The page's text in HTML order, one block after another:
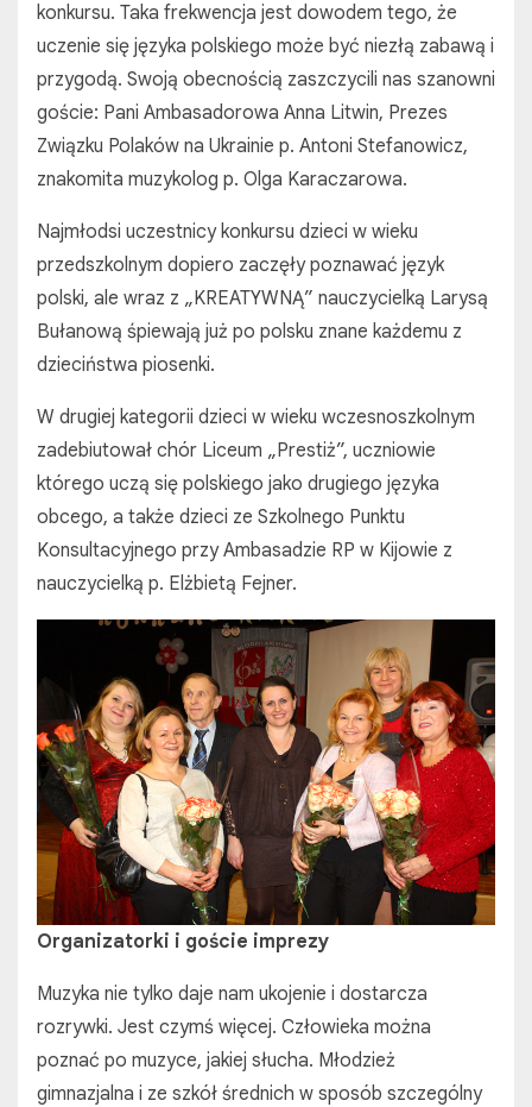
konkursu. Taka frekwencja jest dowodem tego, że
uczenie się języka polskiego może być niezłą zabawą i
przygodą. Swoją obecnością zaszczycili nas szanowni
goście: Pani Ambasadorowa Anna Litwin, Prezes
Związku Polaków na Ukrainie p. Antoni Stefanowicz,
znakomita muzykolog p. Olga Karaczarowa.
Najmłodsi uczestnicy konkursu dzieci w wieku
przedszkolnym dopiero zaczęły poznawać język
polski, ale wraz z „KREATYWNĄ” nauczycielką Larysą
Bułanową śpiewają już po polsku znane każdemu z
dzieciństwa piosenki.
W drugiej kategorii dzieci w wieku wczesnoszkolnym
zadebiutował chór Liceum „Prestiż”, uczniowie
którego uczą się polskiego jako drugiego języka
obcego, a także dzieci ze Szkolnego Punktu
Konsultacyjnego przy Ambasadzie RP w Kijowie z
nauczycielką p. Elżbietą Fejner.
Organizatorki i goście imprezy
Muzyka nie tylko daje nam ukojenie i dostarcza
rozrywki. Jest czymś więcej. Człowieka można
poznać po muzyce, jakiej słucha. Młodzież
gimnazjalna i ze szkół średnich w sposób szczególny